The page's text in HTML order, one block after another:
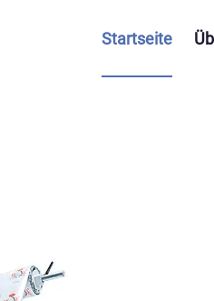
Startseite